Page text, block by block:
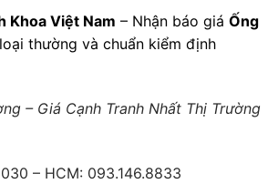
Khoa Việt Nam – Nhận báo giá Ống
thường và chuẩn kiểm định
– Giá Cạnh Tranh Nhất Thị Trường
– HCM: 093.146.8833